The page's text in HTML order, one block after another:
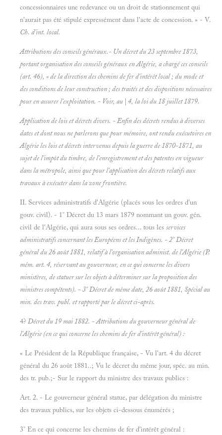
concessionnaires une redevance ou un droit de stationnement qui
n'aurait pas été stipulé expressément dans l'acte de concession. » - V.
Ch. d'int. local.
Attributions des conseils généraux.- Un décret du 23 septembre 1873,
portant organisation des conseils généraux en Algérie, a chargé ces conseils
(art. 46), « de la direction des chemins de fer d'intérêt local ; du mode et
des conditions de leur construction ; des traités et des dispositions nécessaires
pour en assurer l'exploitation. - Voir, au | 4, la loi du 18 juillet 1879.
Application de lois et décrets divers. - Enfin des décrets rendus à diverses
dates et dont nous ne parlerons que pour mémoire, ont rendu exécutoires en
Algérie les lois et décrets intervenus depuis la guerre de 1870-1871, au
sujet de l'impôt du timbre, de l'enregistrement et des patentes en vigueur
dans la métropole, ainsi que pour l'application des décrets relatifs aux
travaux à exécuter dans lazone frontière.
II. Services administratifs d'Algérie (placés sous les ordres d'un
gouv. civil). - 1° Décret du 13 mars 1879 nommant un gouv. gén.
civil de l'Algérie, qui aura sous ses ordres... tous les services
administratifs concernant les Européens et les Indigènes. - 2° Décret
général du 26 août 1881, relatif à l'organisation administ. de l'Algérie (P.
mém. art. 4, réservant au gouverneur, en ce qui concerne les divers
ministères, de statuer sur les objets à déterminer sur la proposition des
ministres compétents). - 3° Décret de même date, 26 août 1881, Spécial au
min. des trav. publ. et rapporté par le décret ci-après.
4? Décret du 19 mai 1882. - Attributions du gouverneur général de
l'Algérie (en ce qui concerne les chemins de fer d'intérêt général) :
« Le Président de la République française, - Vu l'art. 4 du décret
général du 26 août 1881..; Vu le décret du même jour, spéc. au min.
des tr. pub.;- Sur le rapport du ministre des travaux publics :
Art. 2. - Le gouverneur général statue, par délégation du ministre
des travaux publics, sur les objets ci-dessous énumérés ;
3° En ce qui concerne les chemins de fer d'intérêt général :